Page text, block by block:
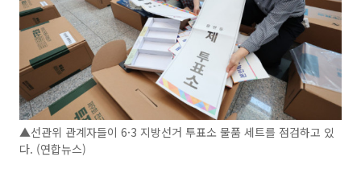
▲선관위 관계자들이 6·3 지방선거 투표소 물품 세트를 점검하고 있
다. (연합뉴스)